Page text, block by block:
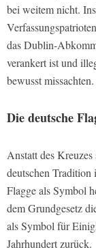
bei weitem nicht.
das Dublin-
verankert ist und
bewusst missachten.
Die deutsche
Anstatt des
deutschen
Flagge als Symbol
dem Grundgesetz
als Symbol für
Jahrhundert zurück.